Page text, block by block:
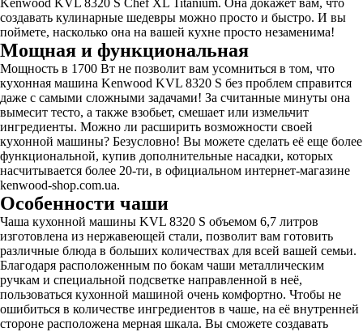
Kenwood KVL 8320 S Chef XL Titanium. Она докажет вам, что
создавать кулинарные шедевры можно просто и быстро. И вы
поймете, насколько она на вашей кухне просто незаменима!
Мощная и функциональная
Мощность в 1700 Вт не позволит вам усомниться в том, что
кухонная машина Kenwood KVL 8320 S без проблем справится
даже с самыми сложными задачами! За считанные минуты она
вымесит тесто, а также взобьет, смешает или измельчит
ингредиенты. Можно ли расширить возможности своей
кухонной машины? Безусловно! Вы можете сделать её еще более
функциональной, купив дополнительные насадки, которых
насчитывается более 20-ти, в официальном интернет-магазине
kenwood-shop.com.ua.
Особенности чаши
Чаша кухонной машины KVL 8320 S объемом 6,7 литров
изготовлена из нержавеющей стали, позволит вам готовить
различные блюда в больших количествах для всей вашей семьи.
Благодаря расположенным по бокам чаши металлическим
ручкам и специальной подсветке направленной в неё,
пользоваться кухонной машиной очень комфортно. Чтобы не
ошибиться в количестве ингредиентов в чаше, на её внутренней
стороне расположена мерная шкала. Вы сможете создавать